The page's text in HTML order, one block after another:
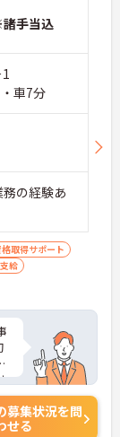
手当込
車7分
の経験あ
取得サポート
給
募集状況を問
せる